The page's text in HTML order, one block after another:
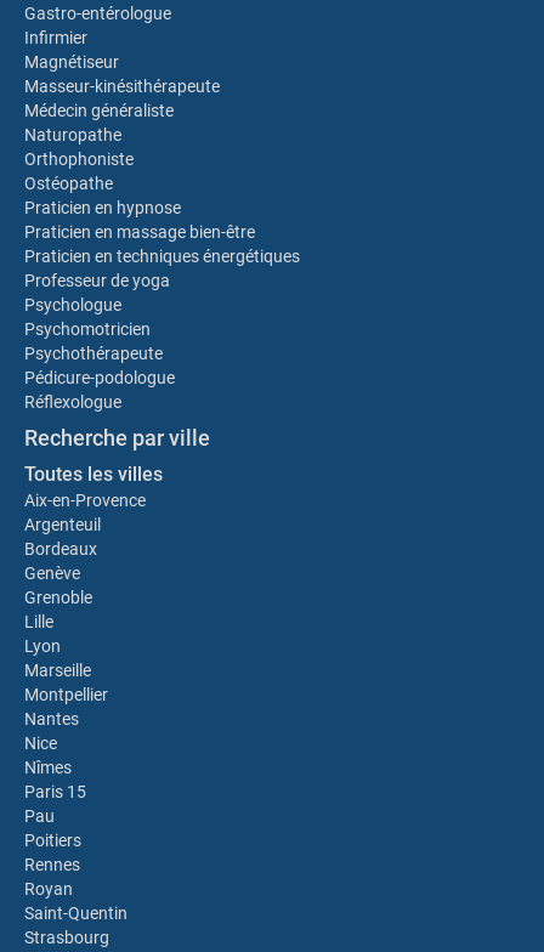
Gastro-entérologue
Infirmier
Magnétiseur
Masseur-kinésithérapeute
Médecin généraliste
Naturopathe
Orthophoniste
Ostéopathe
Praticien en hypnose
Praticien en massage bien-être
Praticien en techniques énergétiques
Professeur de yoga
Psychologue
Psychomotricien
Psychothérapeute
Pédicure-podologue
Réflexologue
Recherche par ville
Toutes les villes
Aix-en-Provence
Argenteuil
Bordeaux
Genève
Grenoble
Lille
Lyon
Marseille
Montpellier
Nantes
Nice
Nîmes
Paris 15
Pau
Poitiers
Rennes
Royan
Saint-Quentin
Strasbourg